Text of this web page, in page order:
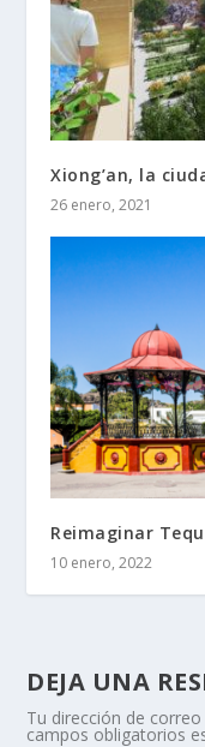
Xiong’an, la
26 enero, 2021
Reimaginar
10 enero, 2022
DEJA UNA
Tu dirección de
campos obligatorios